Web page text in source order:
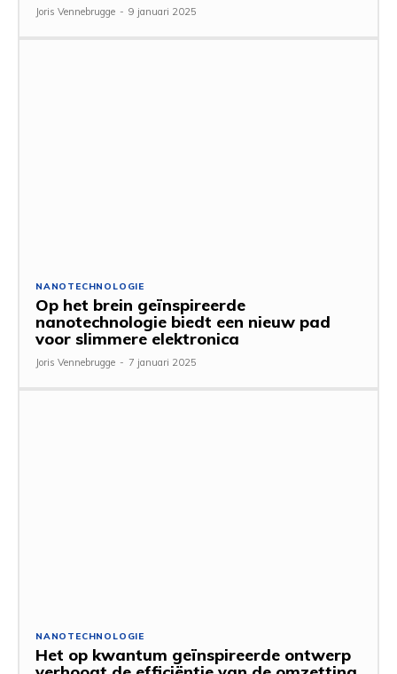
Joris Vennebrugge - 9 januari 2025
NANOTECHNOLOGIE
Op het brein geïnspireerde
nanotechnologie biedt een nieuw pad
voor slimmere elektronica
Joris Vennebrugge - 7 januari 2025
NANOTECHNOLOGIE
Het op kwantum geïnspireerde ontwerp